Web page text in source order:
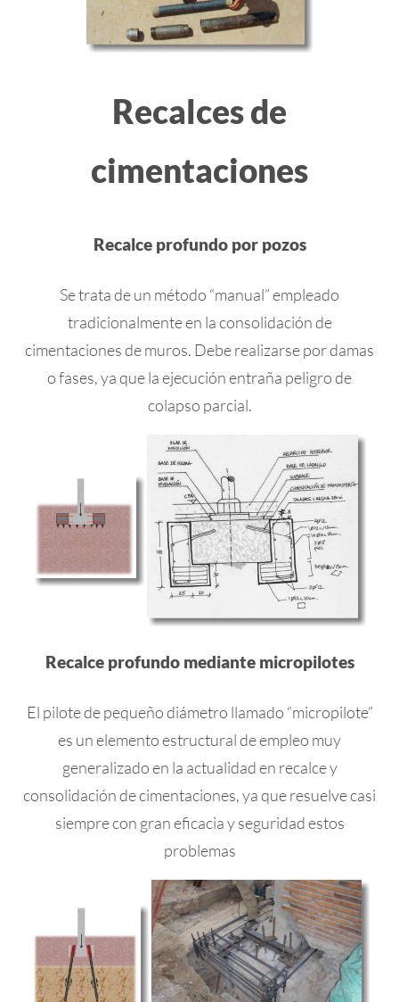
Recalces de
cimentaciones
Recalce profundo por pozos
Se trata de un método “manual” empleado
tradicionalmente en la consolidación de
cimentaciones de muros. Debe realizarse por damas
o fases, ya que la ejecución entraña peligro de
colapso parcial.
Recalce profundo mediante micropilotes
El pilote de pequeño diámetro llamado “micropilote”
es un elemento estructural de empleo muy
generalizado en la actualidad en recalce y
consolidación de cimentaciones, ya que resuelve casi
siempre con gran eficacia y seguridad estos
problemas